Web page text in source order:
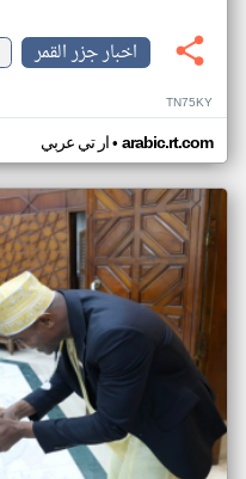
اخبار جزر القمر
TN75KY
ار تي عربي• arabic.rt.com